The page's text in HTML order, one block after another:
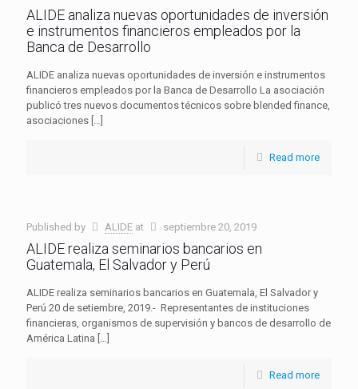
ALIDE analiza nuevas oportunidades de inversión
e instrumentos financieros empleados por la
Banca de Desarrollo
ALIDE analiza nuevas oportunidades de inversión e instrumentos
financieros empleados por la Banca de Desarrollo La asociación
publicó tres nuevos documentos técnicos sobre blended finance,
asociaciones […]
Read more
Published by ALIDE at septiembre 20, 2019
ALIDE realiza seminarios bancarios en
Guatemala, El Salvador y Perú
ALIDE realiza seminarios bancarios en Guatemala, El Salvador y
Perú 20 de setiembre, 2019.- Representantes de instituciones
financieras, organismos de supervisión y bancos de desarrollo de
América Latina […]
Read more